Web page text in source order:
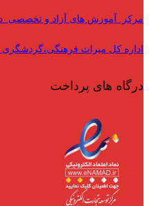
مرکز آموزش های آزاد و تخصصی
اداره کل میراث
درگاه های پرداخت